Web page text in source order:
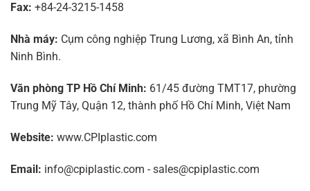
Fax: +84-24-3215-1458
Nhà máy: Cụm công nghiệp Trung Lương, xã Bình An, tỉnh
Ninh Bình.
Văn phòng TP Hồ Chí Minh: 61/45 đường TMT17, phường
Trung Mỹ Tây, Quận 12, thành phố Hồ Chí Minh, Việt Nam
Website: www.CPIplastic.com
Email: info@cpiplastic.com - sales@cpiplastic.com